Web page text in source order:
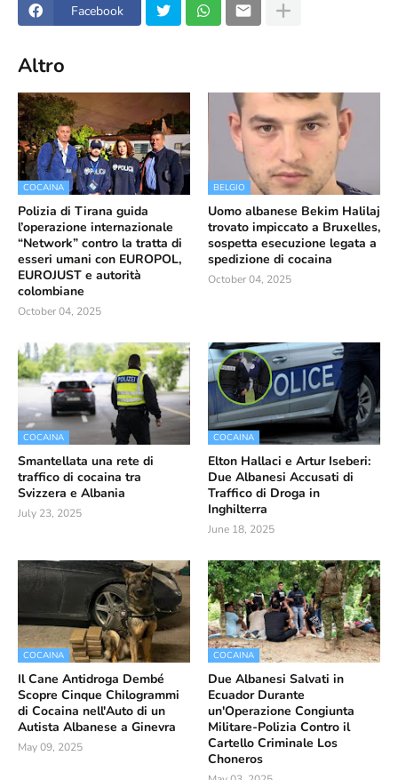
Facebook
Altro
COCAINA
Polizia di Tirana guida
l’operazione internazionale
“Network” contro la tratta di
esseri umani con EUROPOL,
EUROJUST e autorità
colombiane
October 04, 2025
BELGIO
Uomo albanese Bekim Halilaj
trovato impiccato a Bruxelles,
sospetta esecuzione legata a
spedizione di cocaina
October 04, 2025
COCAINA
Smantellata una rete di
traffico di cocaina tra
Svizzera e Albania
July 23, 2025
COCAINA
Elton Hallaci e Artur Iseberi:
Due Albanesi Accusati di
Traffico di Droga in
Inghilterra
June 18, 2025
COCAINA
Il Cane Antidroga Dembé
Scopre Cinque Chilogrammi
di Cocaina nell'Auto di un
Autista Albanese a Ginevra
May 09, 2025
COCAINA
Due Albanesi Salvati in
Ecuador Durante
un'Operazione Congiunta
Militare-Polizia Contro il
Cartello Criminale Los
Choneros